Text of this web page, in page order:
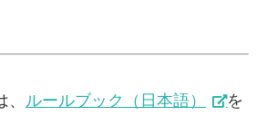
ルールブック（日本語）
を